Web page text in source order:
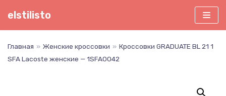
Перейти
elstilisto
Главная » Женские кроссовки » Кроссовки GRADUATE BL 21 1
SFA Lacoste женские — 1SFA0042